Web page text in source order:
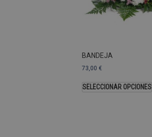
BANDEJA
73,00 €
SELECCIONAR OPCIONES